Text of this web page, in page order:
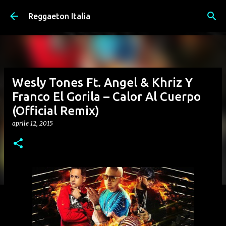
Passa ai contenuti principali
Reggaeton Italia
Wesly Tones Ft. Angel & Khriz Y
Franco El Gorila – Calor Al Cuerpo
(Official Remix)
aprile 12, 2015